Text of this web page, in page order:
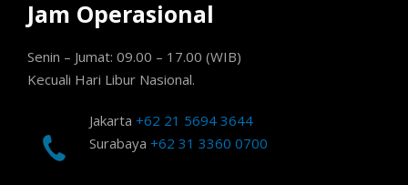
Jam Operasional
Senin – Jumat: 09.00 – 17.00 (WIB)
Kecuali Hari Libur Nasional.
Jakarta +62 21 5694 3644
Surabaya +62 31 3360 0700